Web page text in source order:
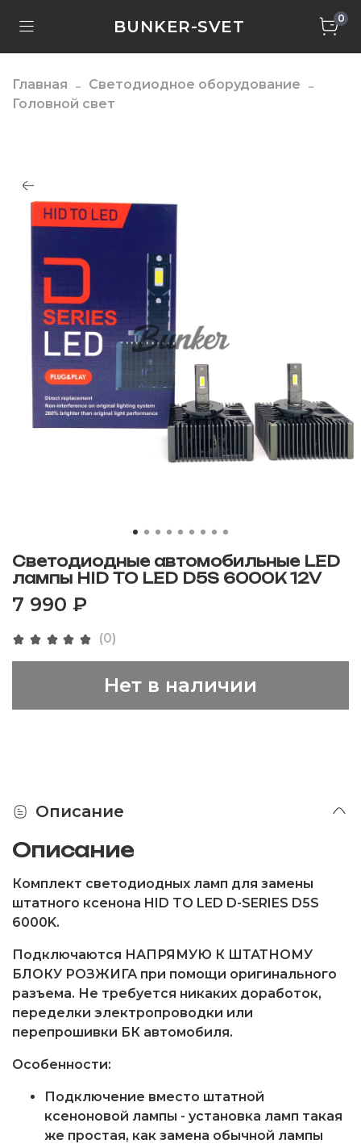
BUNKER-SVET 0
Главная
Светодиодное оборудование
Головной свет
(0)
Светодиодные автомобильные LED
лампы HID TO LED D5S 6000К 12V
7 990 ₽
Нет в наличии
Описание
Описание
Комплект светодиодных ламп для замены
штатного ксенона HID TO LED D-SERIES D5S
6000K.
Подключаются НАПРЯМУЮ К ШТАТНОМУ
БЛОКУ РОЗЖИГА при помощи оригинального
разъема. Не требуется никаких доработок,
переделки электропроводки или
перепрошивки БК автомобиля.
Особенности:
Подключение вместо штатной
ксеноновой лампы - установка ламп такая
же простая, как замена обычной лампы